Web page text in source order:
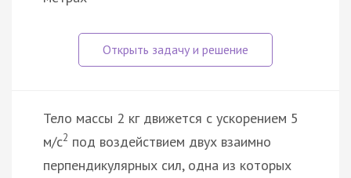
Тело массы 2 кг движется с ускорением 5
м/с2 под воздействием двух взаимно
перпендикулярных сил, одна из которых